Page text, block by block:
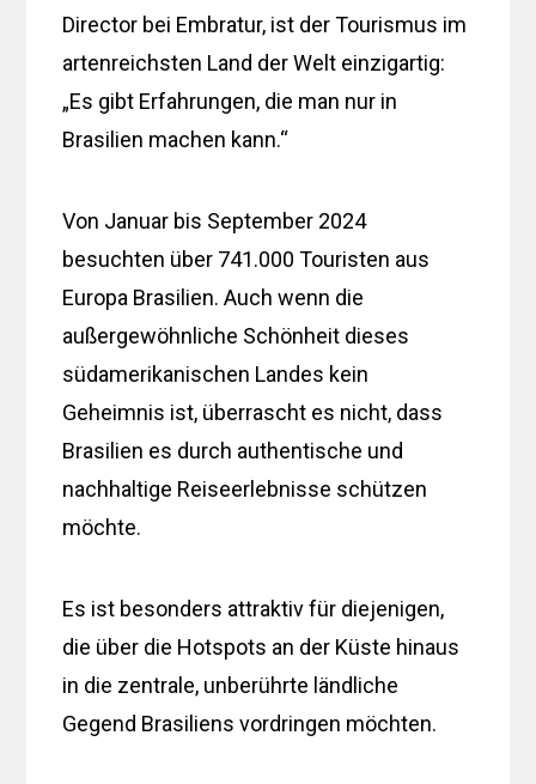
Director bei Embratur, ist der Tourismus im
artenreichsten Land der Welt einzigartig:
„Es gibt Erfahrungen, die man nur in
Brasilien machen kann.“
Von Januar bis September 2024
besuchten über 741.000 Touristen aus
Europa Brasilien. Auch wenn die
außergewöhnliche Schönheit dieses
südamerikanischen Landes kein
Geheimnis ist, überrascht es nicht, dass
Brasilien es durch authentische und
nachhaltige Reiseerlebnisse schützen
möchte.
Es ist besonders attraktiv für diejenigen,
die über die Hotspots an der Küste hinaus
in die zentrale, unberührte ländliche
Gegend Brasiliens vordringen möchten.